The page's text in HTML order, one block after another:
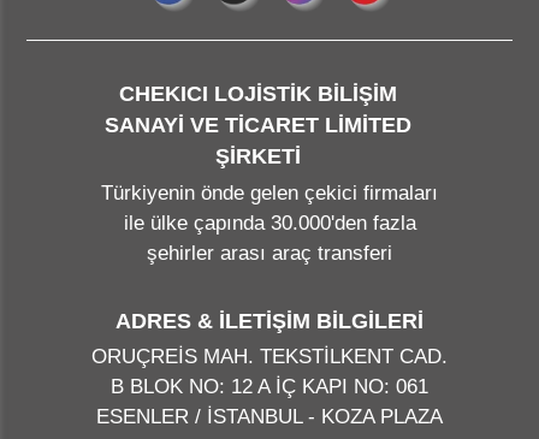
bütçenize uygun teklifi seçmeniz doğrultusunda sizi çekici ile
chekici.comüzerinden bize ulaşabilir....
CHEKICI LOJİSTİK BİLİŞİM
SANAYİ VE TİCARET LİMİTED
ŞİRKETİ
Türkiyenin önde gelen çekici firmaları
ile ülke çapında 30.000'den fazla
şehirler arası araç transferi
ADRES & İLETİŞİM BİLGİLERİ
ORUÇREİS MAH. TEKSTİLKENT CAD.
B BLOK NO: 12 A İÇ KAPI NO: 061
ESENLER / İSTANBUL - KOZA PLAZA